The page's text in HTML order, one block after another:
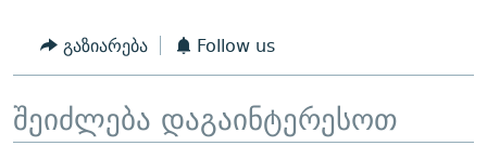
გაზიარება Follow us
შეიძლება დაგაინტერესოთ